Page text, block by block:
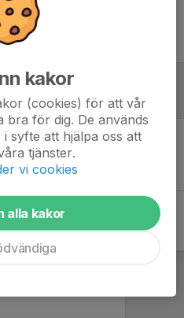
ifylld
skrivet
kakor
(cookies) för att vår
bra för dig. De används
syfte att hjälpa oss att
tjänster.
vi cookies
alla kakor